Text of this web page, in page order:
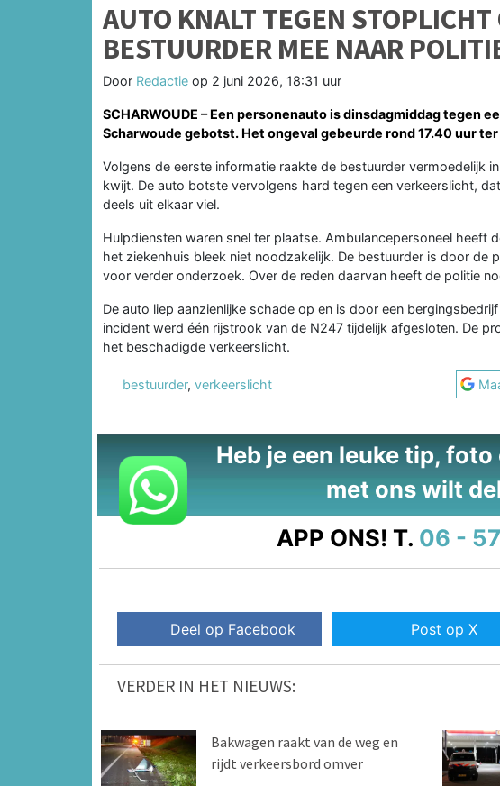
AUTO KNALT TEGEN
BESTUURDER MEE NAAR
Door Redactie op 2 juni 2026, 18:31 uur
SCHARWOUDE – Een personenauto is dinsdagmiddag tegen
Scharwoude gebotst. Het ongeval gebeurde rond 17.40 uur
Volgens de eerste informatie raakte de bestuurder vermoedelijk
kwijt. De auto botste vervolgens hard tegen een verkeerslicht,
deels uit elkaar viel.
Hulpdiensten waren snel ter plaatse. Ambulancepersoneel heeft
het ziekenhuis bleek niet noodzakelijk. De bestuurder is door de
voor verder onderzoek. Over de reden daarvan heeft de politie
De auto liep aanzienlijke schade op en is door een
incident werd één rijstrook van de N247 tijdelijk afgesloten. De
het beschadigde verkeerslicht.
bestuurder, verkeerslicht
Heb je een leuke tip,
met ons wilt
APP ONS! T. 06 -
Deel op Facebook Post op X
VERDER IN HET NIEUWS:
Bakwagen raakt van de weg en
rijdt verkeersbord omver